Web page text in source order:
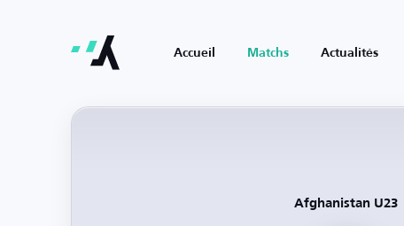
Accueil Matchs Actualités
Afghanistan U23